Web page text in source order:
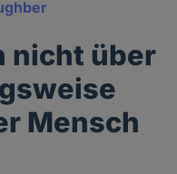
nicht über
Mensch